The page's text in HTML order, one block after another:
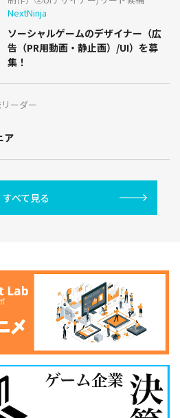
NextNinja
ソーシャルゲームのデザイナー（広
告（PR用動画・静止画）/UI）を募
集！
ーダー
ア
すべて見る